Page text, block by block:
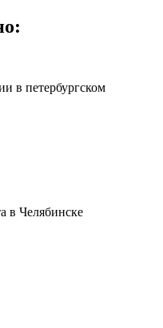
в петербургском
в Челябинске